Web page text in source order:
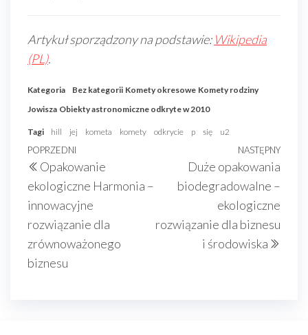
Artykuł sporządzony na podstawie: Wikipedia
(PL).
Kategoria Bez kategorii Komety okresowe Komety rodziny
Jowisza Obiekty astronomiczne odkryte w 2010
Tagi hill jej kometa komety odkrycie p się u2
Nawigacja
wpisu
Poprzedni
wpis
POPRZEDNI
Opakowanie
ekologiczne Harmonia –
innowacyjne
rozwiązanie dla
zrównoważonego
biznesu
NASTĘPNY
Duże opakowania
biodegradowalne –
ekologiczne
rozwiązanie dla biznesu
i środowiska